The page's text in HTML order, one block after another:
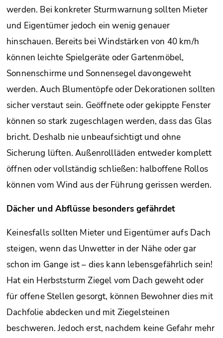
werden. Bei konkreter Sturmwarnung sollten Mieter
und Eigentümer jedoch ein wenig genauer
hinschauen. Bereits bei Windstärken von 40 km/h
können leichte Spielgeräte oder Gartenmöbel,
Sonnenschirme und Sonnensegel davongeweht
werden. Auch Blumentöpfe oder Dekorationen sollten
sicher verstaut sein. Geöffnete oder gekippte Fenster
können so stark zugeschlagen werden, dass das Glas
bricht. Deshalb nie unbeaufsichtigt und ohne
Sicherung lüften. Außenrollläden entweder komplett
öffnen oder vollständig schließen: halboffene Rollos
können vom Wind aus der Führung gerissen werden.
Dächer und Abflüsse besonders gefährdet
Keinesfalls sollten Mieter und Eigentümer aufs Dach
steigen, wenn das Unwetter in der Nähe oder gar
schon im Gange ist – dies kann lebensgefährlich sein!
Hat ein Herbststurm Ziegel vom Dach geweht oder
für offene Stellen gesorgt, können Bewohner dies mit
Dachfolie abdecken und mit Ziegelsteinen
beschweren. Jedoch erst, nachdem keine Gefahr mehr